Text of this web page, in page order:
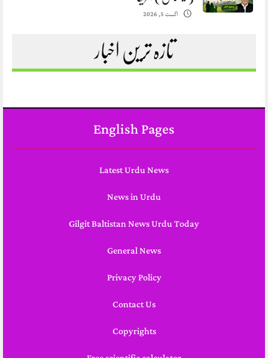
اگست 5, 2026
تازہ ترین اخبار
English Pages
Latest Urdu News
News in Urdu
Gilgit Baltistan News Urdu Today
General News
Privacy Policy
Contact Us
Copyrights